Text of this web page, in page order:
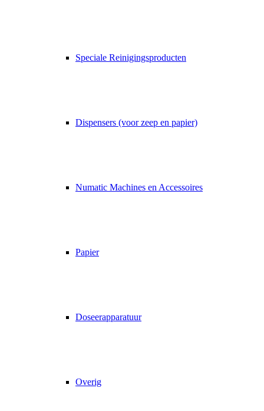
Speciale Reinigingsproducten
Dispensers (voor zeep en papier)
Numatic Machines en Accessoires
Papier
Doseerapparatuur
Overig